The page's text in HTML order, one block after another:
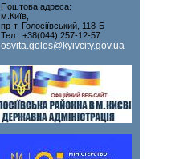
Поштова адреса:
м.Київ,
пр-т. Голосіївський, 118-Б
Тел.: +38(044) 257-12-57
osvita.golos@kyivcity.gov.ua